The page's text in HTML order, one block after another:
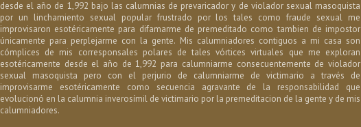
desde el año de 1,992 bajo las calumnias de prevaricador y de violador sexual masoquista
por un linchamiento sexual popular frustrado por los tales como fraude sexual me
improvisaron esotéricamente para difamarme de premeditado como tambien de impostor
únicamente para perplejarme con la gente. Mis calumniadores contiguos a mi casa son
cómplices de mis corresponsales polares de tales vórtices virtuales que me exploran
esotéricamente desde el año de 1,992 para calumniarme consecuentemente de violador
sexual masoquista pero con el perjurio de calumniarme de victimario a través de
improvisarme esotéricamente como secuencia agravante de la responsabilidad que
evolucionó en la calumnia inverosímil de victimario por la premeditacion de la gente y de mis
calumniadores.